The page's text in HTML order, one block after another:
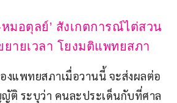
มอตุลย์’ สังเกตการณ์ไต่สวน
ายเวลา โยงมติแพทยสภา
งแพทยสภาเมื่อวานนี้ จะส่งผลต่อ
ติ ระบุว่า คนละประเด็นกับที่ศาล